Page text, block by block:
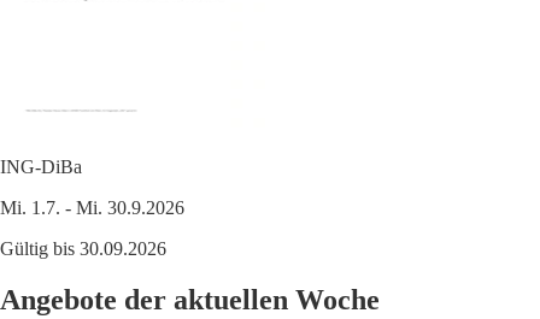
ING-DiBa
Mi. 1.7. - Mi. 30.9.2026
Gültig bis 30.09.2026
Angebote der aktuellen Woche